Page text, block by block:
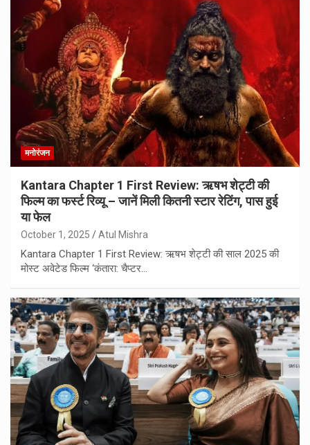
मनोरंजन
Kantara Chapter 1 First Review: ऋषभ शेट्टी की
फिल्म का फर्स्ट रिव्यू – जानें मिली कितनी स्टार रेटिंग, पास हुई
या फेल
October 1, 2025 Atul Mishra
Kantara Chapter 1 First Review: ऋषभ शेट्टी की साल 2025 की
मोस्ट अवेटेड फिल्म ‘कंतारा: चैप्टर…